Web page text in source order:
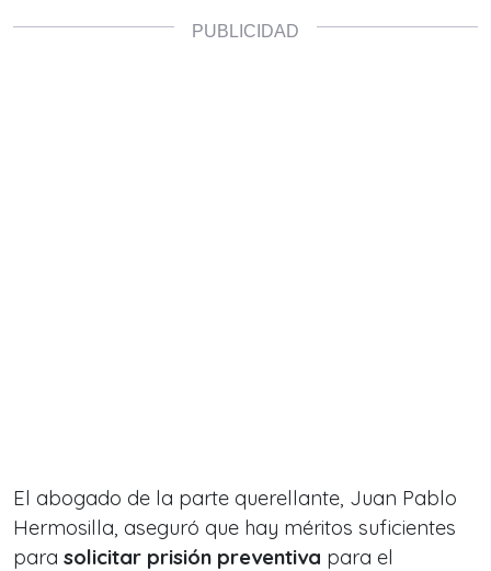
El abogado de la parte querellante, Juan Pablo
Hermosilla, aseguró que hay méritos suficientes
para solicitar prisión preventiva para el